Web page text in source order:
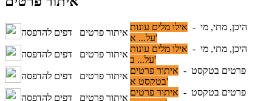
דפים להדפסה איתור פרטים
היכן, מתי, מי - אילו מלים עונות
על... א'
דפים להדפסה
איתור פרטים
היכן, מתי, מי - אילו מלים עונות
על... ב'
דפים להדפסה
איתור פרטים
פרטים בטקסט - איתור פרטים
בטקסט א'
דפים להדפסה
איתור פרטים
פרטים בטקסט - איתור פרטים